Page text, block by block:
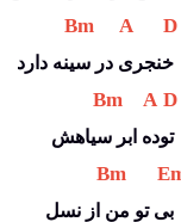
Bm A D
خنجری در سینه دارد
Bm A D
توده ابر سیاهش
Bm
بی تو من از نسل